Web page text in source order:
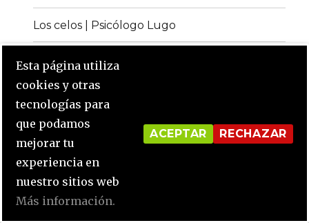
Los celos | Psicólogo Lugo
El tamaño importa? | Psicólogo Lugo
Avisos legales
On line
Esta página utiliza
cookies y otras
tecnologías para
que podamos
mejorar tu
experiencia en
nuestro sitios web
Más información.
ACEPTAR RECHAZAR